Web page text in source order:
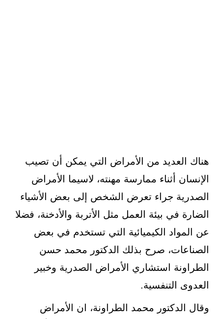
هناك العديد من الأمراض التي يمكن أن تصيب
الإنسان أثناء ممارسة مهنته، لاسيما الأمراض
الصدرية جراء تعرض الشخص إلى بعض الأشياء
الضارة في بيئة العمل مثل الأتربة والأدخنة، فضلا
عن المواد الكيميائية التي تستخدم في بعض
الصناعات، صرح بذلك الدكتور محمد حسن
الطراونة استشاري الأمراض الصدرية وخبير
العدوى التنفسية.
وقال الدكتور محمد الطراونة، ان الأمراض